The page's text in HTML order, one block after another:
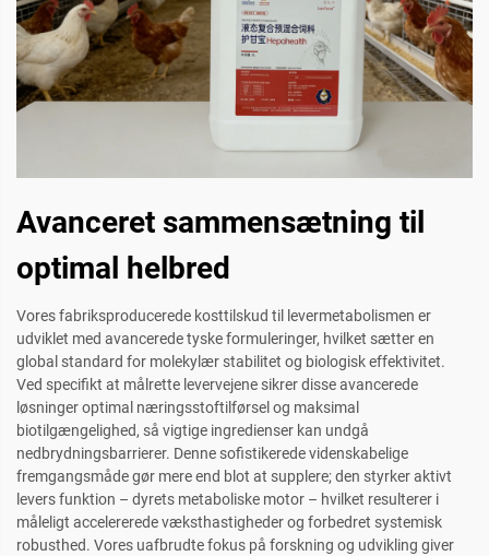
Avanceret sammensætning til
optimal helbred
Vores fabriksproducerede kosttilskud til levermetabolismen er
udviklet med avancerede tyske formuleringer, hvilket sætter en
global standard for molekylær stabilitet og biologisk effektivitet.
Ved specifikt at målrette levervejene sikrer disse avancerede
løsninger optimal næringsstoftilførsel og maksimal
biotilgængelighed, så vigtige ingredienser kan undgå
nedbrydningsbarrierer. Denne sofistikerede videnskabelige
fremgangsmåde gør mere end blot at supplere; den styrker aktivt
levers funktion – dyrets metaboliske motor – hvilket resulterer i
måleligt accelererede væksthastigheder og forbedret systemisk
robusthed. Vores uafbrudte fokus på forskning og udvikling giver